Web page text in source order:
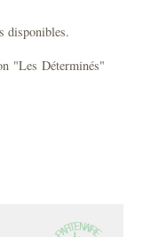
disponibles.
"Les Déterminés"